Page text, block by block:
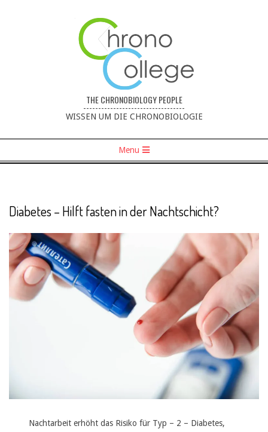
THE CHRONOBIOLOGY PEOPLE
----------------------------------
WISSEN UM DIE CHRONOBIOLOGIE
Menu
Diabetes – Hilft fasten in der Nachtschicht?
Nachtarbeit erhöht das Risiko für Typ – 2 – Diabetes,